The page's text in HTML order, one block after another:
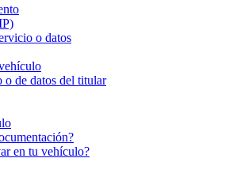
o datos
de datos del titular
en tu vehículo?